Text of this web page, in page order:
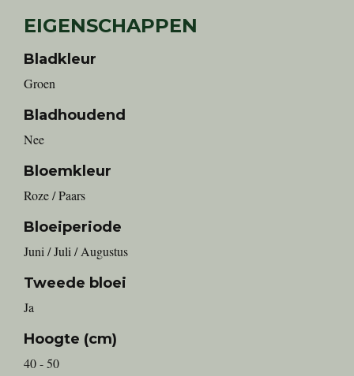
EIGENSCHAPPEN
Bladkleur
Groen
Bladhoudend
Nee
Bloemkleur
Roze / Paars
Bloeiperiode
Juni / Juli / Augustus
Tweede bloei
Ja
Hoogte (cm)
40 - 50